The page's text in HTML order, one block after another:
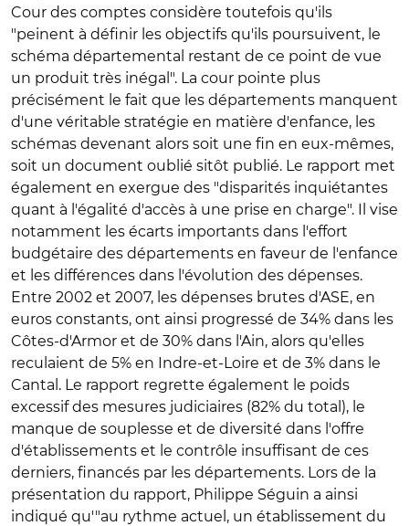
Cour des comptes considère toutefois qu'ils
"peinent à définir les objectifs qu'ils poursuivent, le
schéma départemental restant de ce point de vue
un produit très inégal". La cour pointe plus
précisément le fait que les départements manquent
d'une véritable stratégie en matière d'enfance, les
schémas devenant alors soit une fin en eux-mêmes,
soit un document oublié sitôt publié. Le rapport met
également en exergue des "disparités inquiétantes
quant à l'égalité d'accès à une prise en charge". Il vise
notamment les écarts importants dans l'effort
budgétaire des départements en faveur de l'enfance
et les différences dans l'évolution des dépenses.
Entre 2002 et 2007, les dépenses brutes d'ASE, en
euros constants, ont ainsi progressé de 34% dans les
Côtes-d'Armor et de 30% dans l'Ain, alors qu'elles
reculaient de 5% en Indre-et-Loire et de 3% dans le
Cantal. Le rapport regrette également le poids
excessif des mesures judiciaires (82% du total), le
manque de souplesse et de diversité dans l'offre
d'établissements et le contrôle insuffisant de ces
derniers, financés par les départements. Lors de la
présentation du rapport, Philippe Séguin a ainsi
indiqué qu'"au rythme actuel, un établissement du